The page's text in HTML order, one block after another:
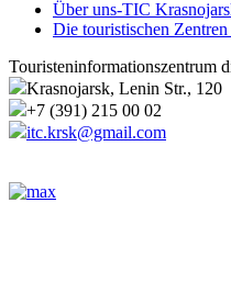
Über uns-TIC
Die touristischen
Touristeninformationszentrum
Krasnojarsk, Lenin Str., 120
+7 (391) 215 00 02
itc.krsk@gmail.com